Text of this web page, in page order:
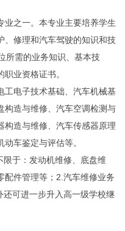
业之一。本专业主要培养学生
、修理和汽车驾驶的知识和技
所需的业务知识、基本技
业资格证书。
工电子技术基础、汽车机械基
构造与维修、汽车空调检测与
构造与维修、汽车传感器原理
车鉴定与评估等。
于：发动机维修、底盘维
配件管理等；2.汽车维修业务
可进一步升入高一级学校继